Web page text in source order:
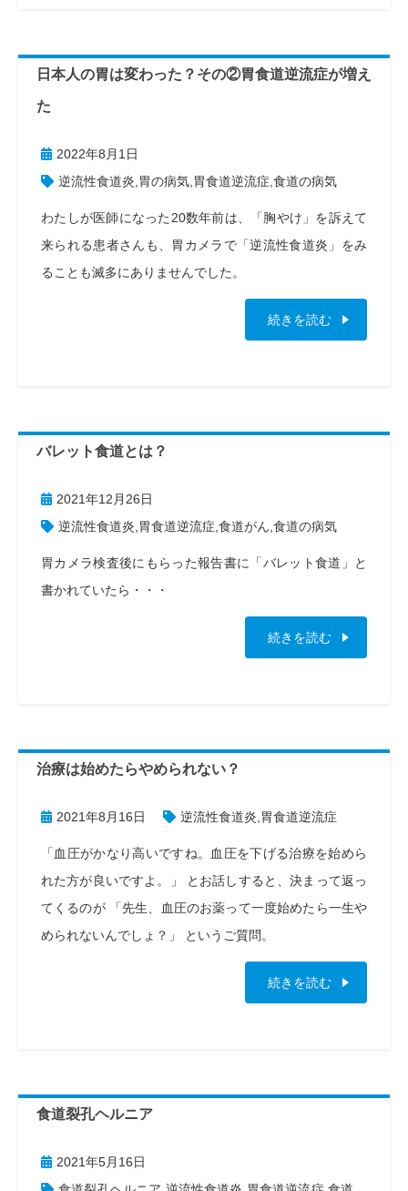
日本人の胃は変わった？その②胃食道逆流症が増え
た
2022年8月1日
逆流性食道炎 胃の病気 胃食道逆流症 食道の病気
わたしが医師になった20数年前は、「胸やけ」を訴えて
来られる患者さんも、胃カメラで「逆流性食道炎」をみ
ることも滅多にありませんでした。
続きを読む
バレット食道とは？
2021年12月26日
逆流性食道炎 胃食道逆流症 食道がん 食道の病気
胃カメラ検査後にもらった報告書に「バレット食道」と
書かれていたら・・・
続きを読む
治療は始めたらやめられない？
2021年8月16日 逆流性食道炎 胃食道逆流症
「血圧がかなり高いですね。血圧を下げる治療を始めら
れた方が良いですよ。」 とお話しすると、決まって返っ
てくるのが 「先生、血圧のお薬って一度始めたら一生や
められないんでしょ？」 というご質問。
続きを読む
食道裂孔ヘルニア
2021年5月16日